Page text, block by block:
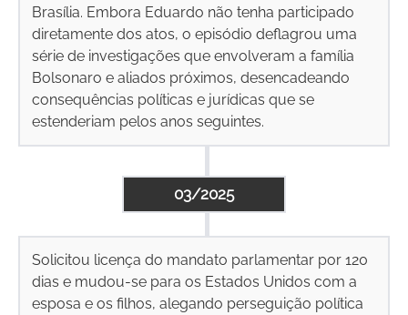
Brasília. Embora Eduardo não tenha participado
diretamente dos atos, o episódio deflagrou uma
série de investigações que envolveram a família
Bolsonaro e aliados próximos, desencadeando
consequências políticas e jurídicas que se
estenderiam pelos anos seguintes.
03/2025
Solicitou licença do mandato parlamentar por 120
dias e mudou-se para os Estados Unidos com a
esposa e os filhos, alegando perseguição política